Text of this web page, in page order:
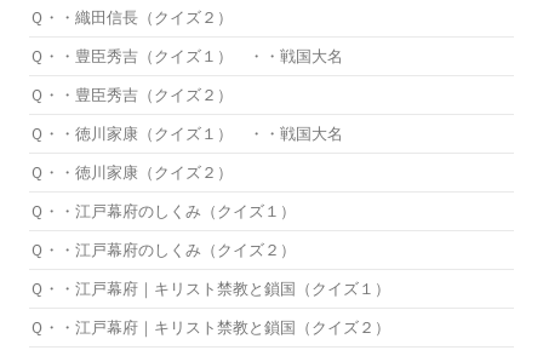
Ｑ・・織田信長（クイズ２）
Ｑ・・豊臣秀吉（クイズ１） ・・戦国大名
Ｑ・・豊臣秀吉（クイズ２）
Ｑ・・徳川家康（クイズ１） ・・戦国大名
Ｑ・・徳川家康（クイズ２）
Ｑ・・江戸幕府のしくみ（クイズ１）
Ｑ・・江戸幕府のしくみ（クイズ２）
Ｑ・・江戸幕府｜キリスト禁教と鎖国（クイズ１）
Ｑ・・江戸幕府｜キリスト禁教と鎖国（クイズ２）